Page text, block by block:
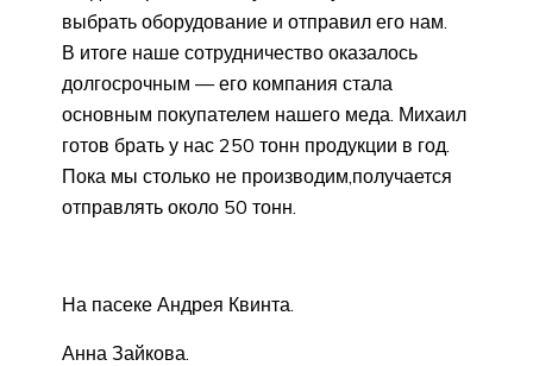
выбрать оборудование и отправил его нам.
В итоге наше сотрудничество оказалось
долгосрочным — его компания стала
основным покупателем нашего меда. Михаил
готов брать у нас 250 тонн продукции в год.
Пока мы столько не производим,получается
отправлять около 50 тонн.
На пасеке Андрея Квинта.
Анна Зайкова.